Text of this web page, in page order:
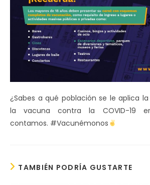
¿Sabes a qué población se le aplica
la vacuna contra la COVID-19
contamos. #Vacunémonos
TAMBIÉN PODRÍA GUSTARTE